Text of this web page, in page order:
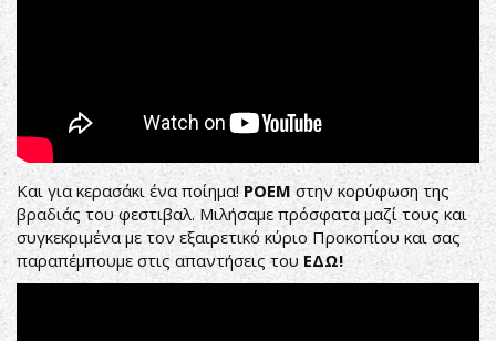
Και για κερασάκι ένα ποίημα!POEM στην κορύφωση της
βραδιάς του φεστιβαλ. Μιλήσαμε πρόσφατα μαζί τους και
συγκεκριμένα με τον εξαιρετικό κύριο Προκοπίου και σας
παραπέμπουμε στις απαντήσεις τουΕΔΩ!